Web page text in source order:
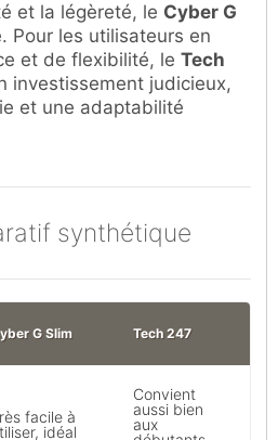
et la légèreté, le Cyber G
Pour les utilisateurs en
et de flexibilité, le Tech
investissement judicieux,
et une adaptabilité
synthétique
G Slim Tech 247
facile à
idéal
Convient
aussi bien
aux